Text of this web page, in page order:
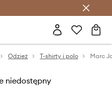
Club >
Odzież T-shirty i polo
niedostępny